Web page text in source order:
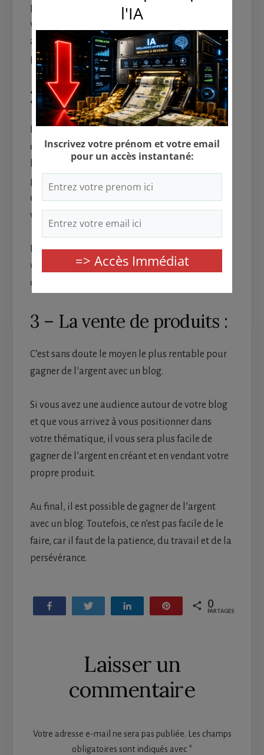
pour maximiser vos profits avec la publicité, il
vous faudra beaucoup de visiteurs. Vous devrez
aussi vous inscrire sur des plateformes
publicitaires telles que Adsence.
2 – L’affiliation :
de monétisation les plus privilégiées par les
blogueurs. Il s’agit de faire la promotion de
produits d’autres personnes et gagner des
commissions en retour sur chaque vente que
vous réalisez.
Les avantages de l’affiliation sont les suivants :
vous n’avez pas à créer un produit, ni à gérer des
commandes ou un service clientèle.
3 – La vente de produits :
C’est sans doute le moyen le plus rentable pour
gagner de l’argent avec un blog.
Si vous avez une audience autour de votre blog
et que vous arrivez à vous positionner dans
votre thématique, il vous sera plus facile de
gagner de l’argent en créant et en vendant votre
propre produit.
Au final, il est possible de gagner de l’argent
avec un blog. Toutefois, ce n’est pas facile de le
faire, car il faut de la patience, du travail et de la
persévérance.
Partagez Tweetez Partagez Enregistrer
0
PARTAGES
Reader
Interactions
Laisser un
commentaire
Votre adresse e-mail ne sera pas publiée. Les champs
obligatoires sont indiqués avec *